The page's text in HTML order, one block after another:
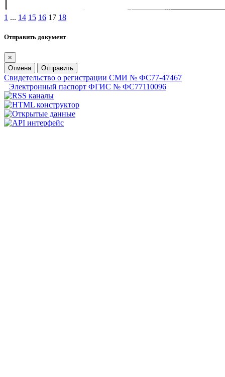
1 ... 14 15 16 17 18
Отправить документ
×
Отмена
Отправить
Свидетельство о регистрации СМИ № ФС77-47467
Электронный паспорт ФГИС № ФС77110096